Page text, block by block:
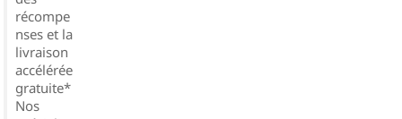
récompe
nses et la
livraison
accélérée
gratuite*
Nos